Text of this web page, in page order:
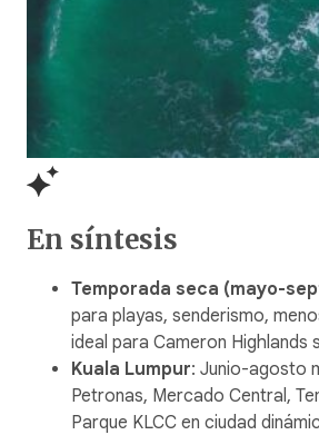
En síntesis
Temporada seca (mayo-
para playas, senderismo,
ideal para Cameron Highlands
Kuala Lumpur: Junio-agosto
Petronas, Mercado Central,
Parque KLCC en ciudad